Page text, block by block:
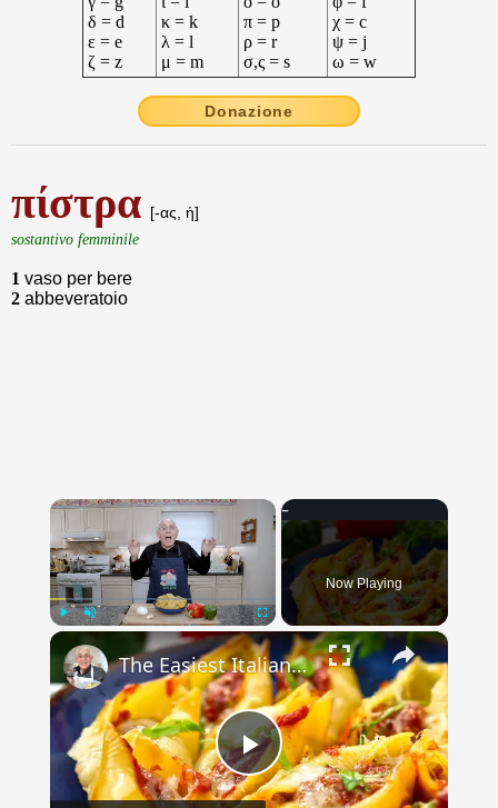
δ = d
ε = e
ζ = z
κ = k
λ = l
μ = m
π = p
ρ = r
σ,ς = s
χ = c
ψ = j
ω = w
Donazione
πίστρα [-ας, ἡ]
sostantivo femminile
1 vaso per bere
2 abbeveratoio
×
Fullscreen
Now Playing
×
Play
The Easiest Italian Stuffed Shells You’ll Ever Make (With Sausage & Peppers!)